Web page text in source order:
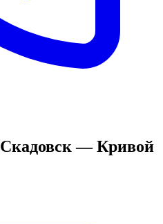
Скадовск — Кривой